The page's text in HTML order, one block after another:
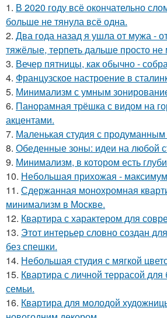
1. В 2020 году всё окончательно
больше не тянула всё одна.
2. Два года назад я ушла от мужа -
тяжёлые, терпеть дальше просто не
3. Вечер пятницы, как обычно -
4. Французское настроение в
5. Минимализм с умным
6. Панорамная трёшка с видом на
акцентами.
7. Маленькая студия с
8. Обеденные зоны: идеи на любой
9. Минимализм, в котором есть
10. Небольшая прихожая -
11. Сдержанная монохромная
минимализм в Москве.
12. Квартира с характером для
13. Этот интерьер словно создан
без спешки.
14. Небольшая студия с мягкой
15. Квартира с личной террасой
семьи.
16. Квартира для молодой